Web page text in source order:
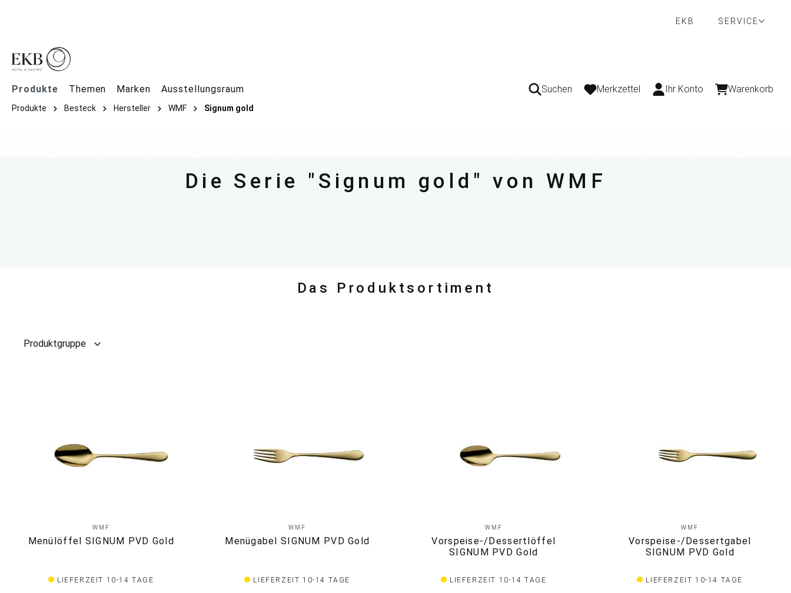
EKB
SERVICE
Produkte Themen Marken Ausstellungsraum Suchen Merkzettel Ihr Konto Warenkorb
Produkte Besteck Hersteller WMF Signum gold
Die Serie "Signum gold" von WMF
Das Produktsortiment
Produktgruppe
WMF
Menülöffel SIGNUM PVD Gold
LIEFERZEIT 10-14 TAGE
WMF
Menügabel SIGNUM PVD Gold
LIEFERZEIT 10-14 TAGE
WMF
Vorspeise-/Dessertlöffel
SIGNUM PVD Gold
LIEFERZEIT 10-14 TAGE
WMF
Vorspeise-/Dessertgabel
SIGNUM PVD Gold
LIEFERZEIT 10-14 TAGE